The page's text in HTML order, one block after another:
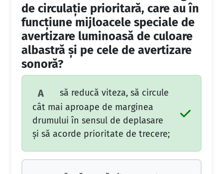
de circulaţie prioritară, care au în
funcţiune mijloacele speciale de
avertizare luminoasă de culoare
albastră şi pe cele de avertizare
sonoră?
A
să reducă viteza, să circule
cât mai aproape de marginea
drumului în sensul de deplasare
şi să acorde prioritate de trecere;